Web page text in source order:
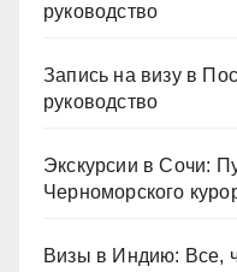
руководство
Запись на визу в
руководство
Экскурсии в Сочи:
Черноморского
Визы в Индию: Все,